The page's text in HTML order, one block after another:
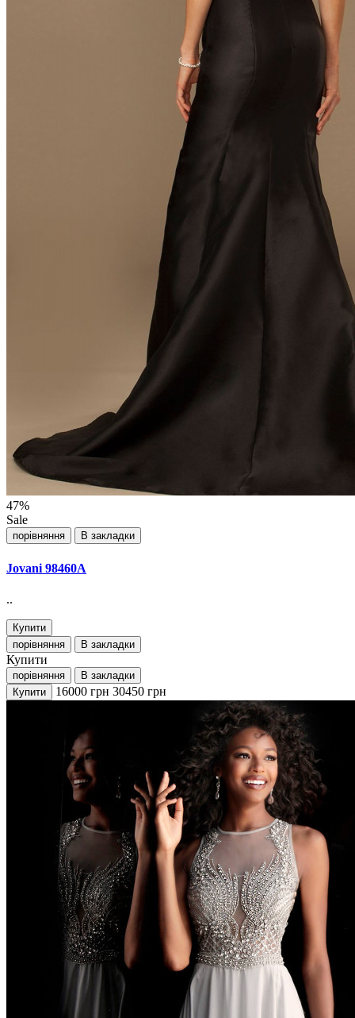
47%
Sale
порівняння В закладки
Jovani 98460А
..
Купити
порівняння
В закладки
Купити
порівняння
В закладки
Купити
16000 грн 30450 грн